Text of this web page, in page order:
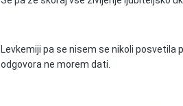
Levkemiji pa se nisem se nikoli posvetila
odgovora ne morem dati.